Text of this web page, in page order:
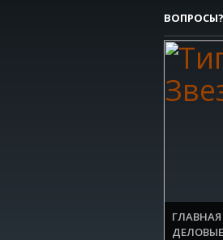
Как
1 Вы
ГЛАВНАЯ